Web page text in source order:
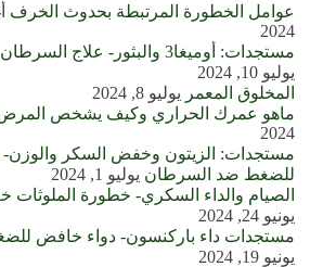
عوامل الخطورة المرتبطة بحدوث الخرف
2024
مستجدات: أوميغا3 والبثور- علاج السرطان بالضوء
يوليو 10, 2024
المخلوق المعمر يوليو 8, 2024
ماهو عمرك الحراري وكيف يشخص
2024
مستجدات: الزيتون وخفض السكر
للضغط ضد السرطان يوليو 1, 2024
الصيام والداء السكري- خطورة الملوثات
يونيو 24, 2024
مستجدات داء باركنسون- دواء خافض
يونيو 19, 2024